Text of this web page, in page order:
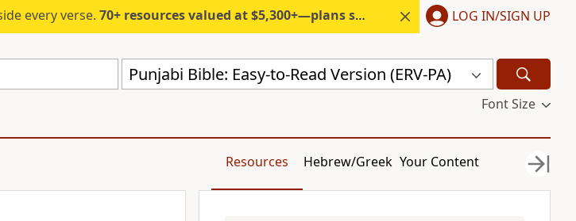
every verse. 70+ resources valued at $5,300+—plans start under $6/month. LOG IN/SIGN UP
Punjabi Bible: Easy-to-Read Version (ERV-PA)
Font Size
Resources Hebrew/Greek Your Content